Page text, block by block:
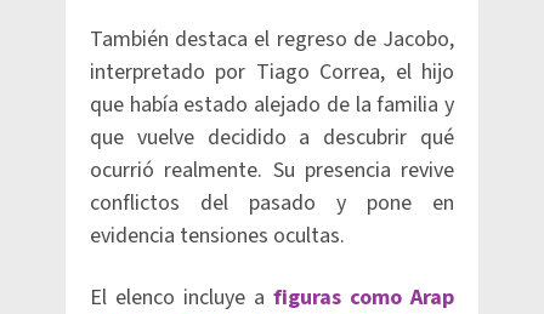
También destaca el regreso de Jacobo,
interpretado por Tiago Correa, el hijo
que había estado alejado de la familia y
que vuelve decidido a descubrir qué
ocurrió realmente. Su presencia revive
conflictos del pasado y pone en
evidencia tensiones ocultas.
El elenco incluye a figuras como Arap